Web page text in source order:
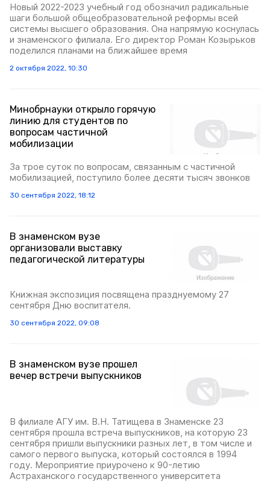
Новый 2022-2023 учебный год обозначил радикальные
шаги большой общеобразовательной реформы всей
системы высшего образования. Она напрямую коснулась
и знаменского филиала. Его директор Роман Козырьков
поделился планами на ближайшее время
2 октября 2022, 10:30
Минобрнауки открыло горячую
линию для студентов по
вопросам частичной
мобилизации
За трое суток по вопросам, связанным с частичной
мобилизацией, поступило более десяти тысяч звонков
30 сентября 2022, 18:12
В знаменском вузе
организовали выставку
педагогической литературы
Книжная экспозиция посвящена празднуемому 27
сентября Дню воспитателя.
30 сентября 2022, 09:08
В знаменском вузе прошел
вечер встречи выпускников
В филиале АГУ им. В.Н. Татищева в Знаменске 23
сентября прошла встреча выпускников, на которую 23
сентября пришли выпускники разных лет, в том числе и
самого первого выпуска, который состоялся в 1994
году. Мероприятие приурочено к 90-летию
Астраханского государственного университета